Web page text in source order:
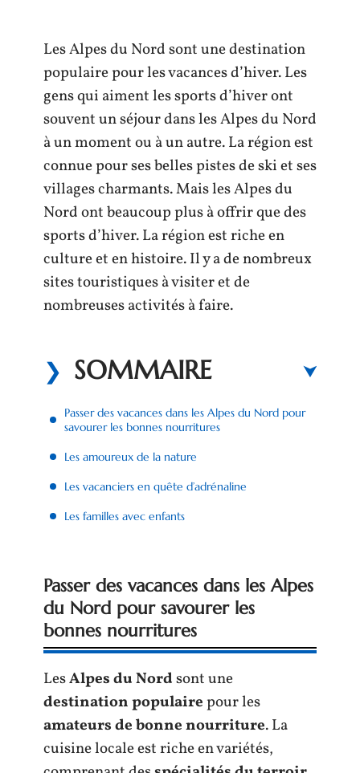
Les Alpes du Nord sont une destination
populaire pour les vacances d’hiver. Les
gens qui aiment les sports d’hiver ont
souvent un séjour dans les Alpes du Nord
à un moment ou à un autre. La région est
connue pour ses belles pistes de ski et ses
villages charmants. Mais les Alpes du
Nord ont beaucoup plus à offrir que des
sports d’hiver. La région est riche en
culture et en histoire. Il y a de nombreux
sites touristiques à visiter et de
nombreuses activités à faire.
SOMMAIRE
Passer des vacances dans les Alpes du Nord pour
savourer les bonnes nourritures
Les amoureux de la nature
Les vacanciers en quête d’adrénaline
Les familles avec enfants
Passer des vacances dans les Alpes
du Nord pour savourer les
bonnes nourritures
LesAlpes du Nordsont une
destination populairepour les
amateurs de bonne nourriture. La
cuisine locale est riche en variétés,